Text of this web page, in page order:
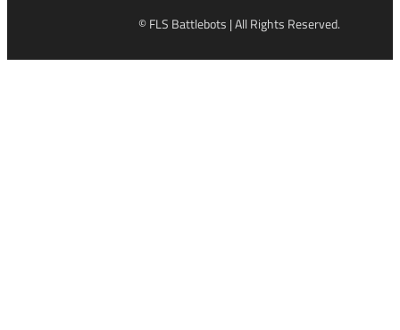
© FLS Battlebots | All Rights Reserved.